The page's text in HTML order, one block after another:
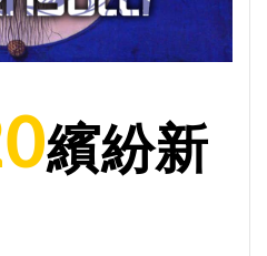
繽紛新